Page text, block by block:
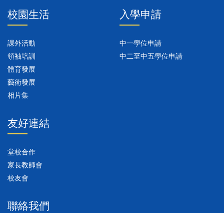
校園生活
課外活動
領袖培訓
體育發展
藝術發展
相片集
入學申請
中一學位申請
中二至中五學位申請
友好連結
堂校合作
家長教師會
校友會
聯絡我們